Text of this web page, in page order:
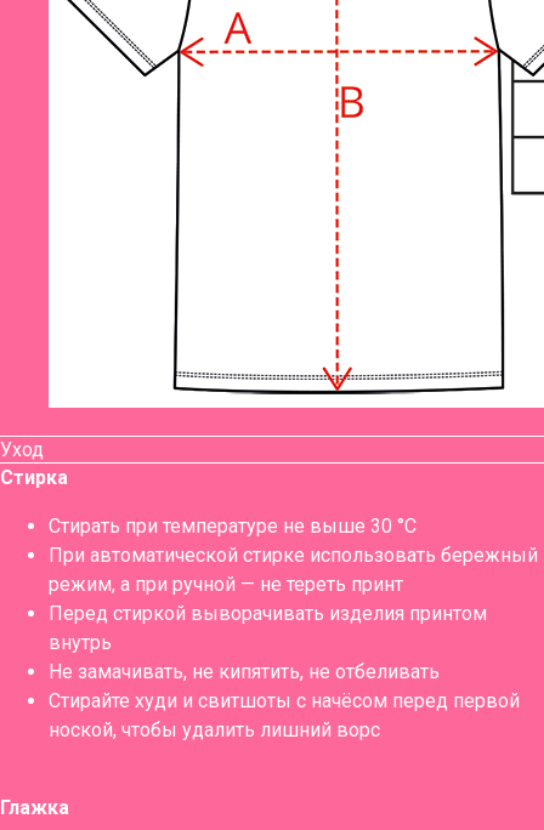
Уход
Стирка
Стирать при температуре не выше 30 °C
При автоматической стирке использовать бережный
режим, а при ручной — не тереть принт
Перед стиркой выворачивать изделия принтом
внутрь
Не замачивать, не кипятить, не отбеливать
Стирайте худи и свитшоты с начёсом перед первой
ноской, чтобы удалить лишний ворс
Глажка